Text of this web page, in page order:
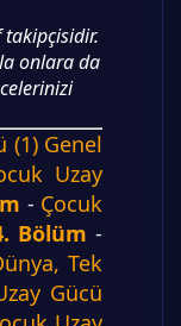
takipçisidir.
onlara da
(1) Genel
Uzay
- Çocuk
Bölüm -
Tek
Gücü